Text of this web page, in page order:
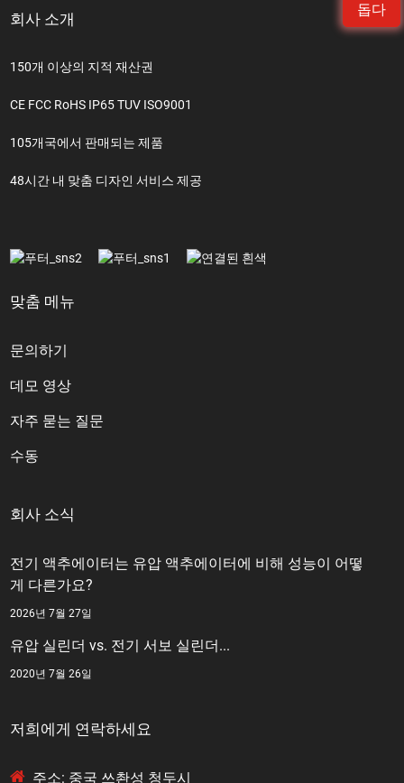
돕다
회사 소개
150개 이상의 지적 재산권
CE FCC RoHS IP65 TUV ISO9001
105개국에서 판매되는 제품
48시간 내 맞춤 디자인 서비스 제공
맞춤 메뉴
문의하기
데모 영상
자주 묻는 질문
수동
회사 소식
전기 액추에이터는 유압 액추에이터에 비해 성능이 어떻
게 다른가요?
2026년 7월 27일
유압 실린더 vs. 전기 서보 실린더...
2020년 7월 26일
저희에게 연락하세요
주소: 중국 쓰촨성 청두시